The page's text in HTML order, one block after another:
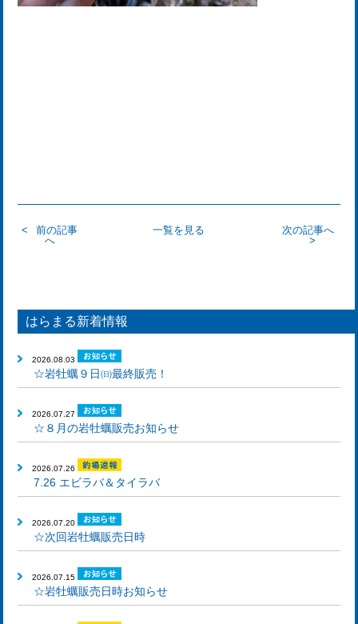
前の記事
へ
一覧を見る 次の記事へ
はらまる新着情報
2026.08.03
☆岩牡蠣９日㈰最終販売！
2026.07.27
☆８月の岩牡蠣販売お知らせ
2026.07.26
7.26 エビラバ＆タイラバ
2026.07.20
☆次回岩牡蠣販売日時
2026.07.15
☆岩牡蠣販売日時お知らせ